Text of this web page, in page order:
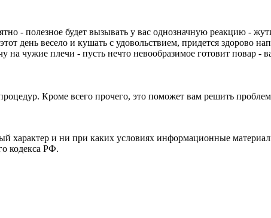
- полезное будет вызывать у вас однозначную реакцию -
день весело и кушать с удовольствием, придется здорово
на чужие плечи - пусть нечто невообразимое готовит повар -
Кроме всего прочего, это поможет вам решить
характер и ни при каких условиях информационные
кодекса РФ.